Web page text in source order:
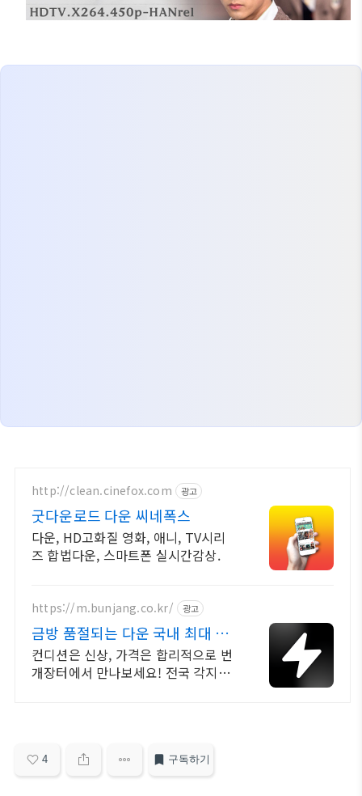
http://clean.cinefox.com 광고
굿다운로드 다운 씨네폭스
다운, HD고화질 영화, 애니, TV시리
즈 합법다운, 스마트폰 실시간감상.
https://m.bunjang.co.kr/ 광고
금방 품절되는 다운 국내 최대 브
랜드 중고거래
컨디션은 신상, 가격은 합리적으로 번
개장터에서 만나보세요! 전국 각지에
4 구독하기